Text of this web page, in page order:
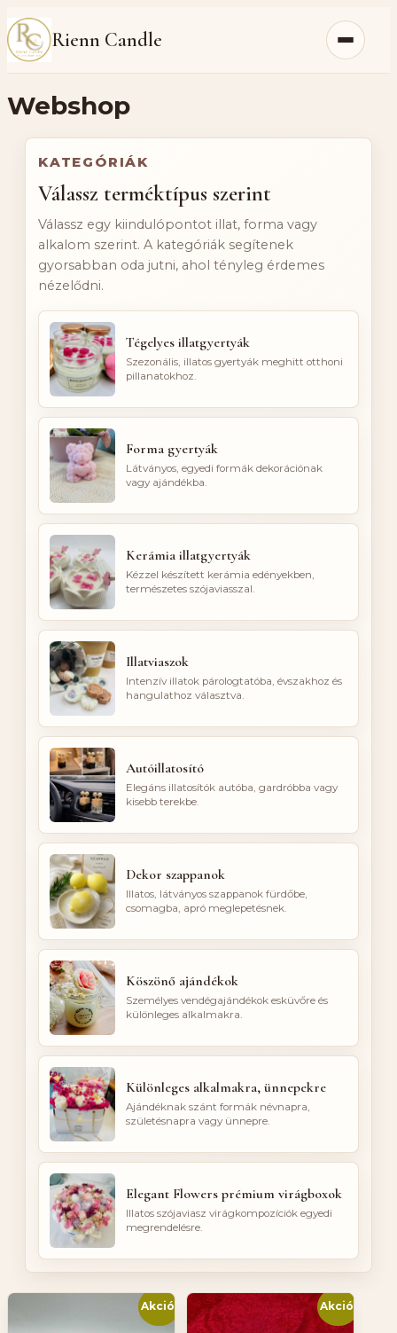
Rienn Candle Menü
Webshop
KATEGÓRIÁK
Válassz terméktípus szerint
Válassz egy kiindulópontot illat, forma vagy
alkalom szerint. A kategóriák segítenek
gyorsabban oda jutni, ahol tényleg érdemes
nézelődni.
Tégelyes illatgyertyák
Szezonális, illatos gyertyák meghitt otthoni
pillanatokhoz.
Forma gyertyák
Látványos, egyedi formák dekorációnak
vagy ajándékba.
Kerámia illatgyertyák
Kézzel készített kerámia edényekben,
természetes szójaviasszal.
Illatviaszok
Intenzív illatok párologtatóba, évszakhoz és
hangulathoz választva.
Autóillatosító
Elegáns illatosítók autóba, gardróbba vagy
kisebb terekbe.
Dekor szappanok
Illatos, látványos szappanok fürdőbe,
csomagba, apró meglepetésnek.
Köszönő ajándékok
Személyes vendégajándékok esküvőre és
különleges alkalmakra.
Különleges alkalmakra, ünnepekre
Ajándéknak szánt formák névnapra,
születésnapra vagy ünnepre.
Elegant Flowers prémium virágboxok
Illatos szójaviasz virágkompozíciók egyedi
megrendelésre.
Akció! Akció!